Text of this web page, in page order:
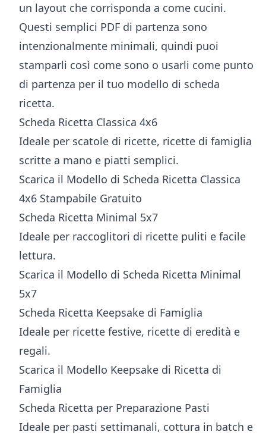
un layout che corrisponda a come cucini.
Questi semplici PDF di partenza sono
intenzionalmente minimali, quindi puoi
stamparli così come sono o usarli come punto
di partenza per il tuo modello di scheda
ricetta.
Scheda Ricetta Classica 4x6
Ideale per scatole di ricette, ricette di famiglia
scritte a mano e piatti semplici.
Scarica il Modello di Scheda Ricetta Classica
4x6 Stampabile Gratuito
Scheda Ricetta Minimal 5x7
Ideale per raccoglitori di ricette puliti e facile
lettura.
Scarica il Modello di Scheda Ricetta Minimal
5x7
Scheda Ricetta Keepsake di Famiglia
Ideale per ricette festive, ricette di eredità e
regali.
Scarica il Modello Keepsake di Ricetta di
Famiglia
Scheda Ricetta per Preparazione Pasti
Ideale per pasti settimanali, cottura in batch e